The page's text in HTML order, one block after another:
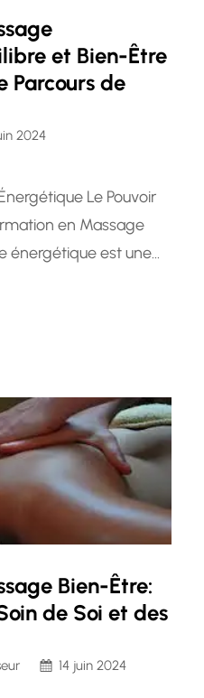
et Bien-Être
Parcours de
2024
Le Pouvoir
en Massage
énergétique est une
la guérison et le
stress, les tensions…
Bien-Être:
de Soi et des
14 juin 2024